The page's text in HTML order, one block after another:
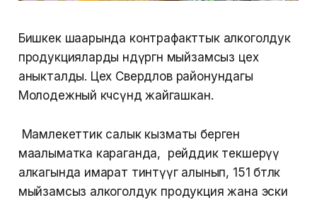
Бишкек шаарында контрафакттык алкоголдук
продукцияларды өндүргөн мыйзамсыз цех
аныкталды. Цех Свердлов районундагы
Молодежный көчөсүндө жайгашкан.
Мамлекеттик салык кызматы берген
маалыматка караганда, рейддик текшерүү
алкагында имарат тинтүүгө алынып, 151 бөтөлкө
мыйзамсыз алкоголдук продукция жана эски